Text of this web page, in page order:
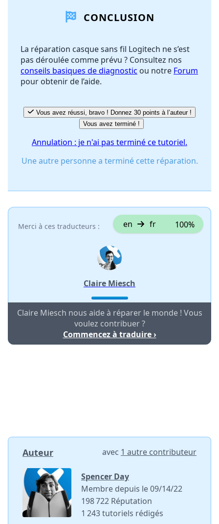
Ajouter un commentaire
Annuler Publier un commentaire
CONCLUSION
La réparation casque sans fil Logitech ne s’est
pas déroulée comme prévu ? Consultez nos
conseils basiques de diagnostic ou notre Forum
pour obtenir de l’aide.
Vous avez réussi, bravo ! Donnez 30 points à l’auteur !
Vous avez terminé !
Annulation : je n'ai pas terminé ce tutoriel.
Une autre personne a terminé cette réparation.
Merci à ces traducteurs : en fr 100%
Claire Miesch
Claire Miesch nous aide à réparer le monde ! Vous
voulez contribuer ?
Commencez à traduire ›
Auteur avec 1 autre contributeur
Spencer Day
Membre depuis le 09/14/22
198 722 Réputation
1 243 tutoriels rédigés